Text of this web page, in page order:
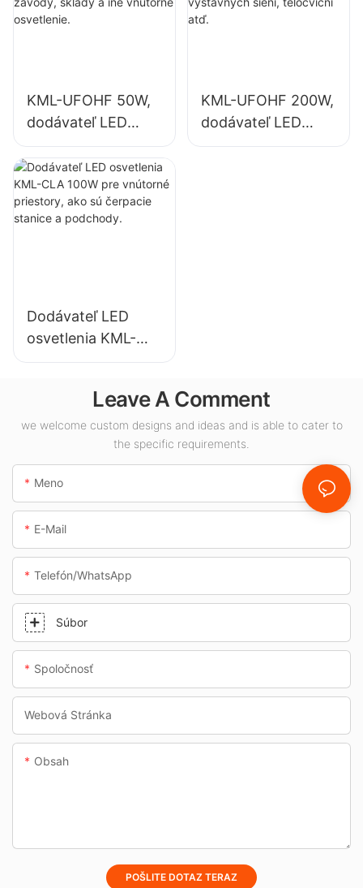
iné vnútorné
závodov, telocviční
KML-UFOHF 50W,
dodávateľ LED
svietidiel do
vysokých hal pre
priemyselné
závody, sklady a
KML-UFOHF 200W,
dodávateľ LED
svietidiel pre
Dodávateľ LED
osvetlenia KML-
CLA 100W pre
ako sú čerpacie
stanice a
Leave A Comment
we welcome custom designs and ideas and is able to cater to
the specific requirements.
Meno
E-Mail
Telefón/whatsApp
Súbor
Spoločnosť
Webová Stránka
Obsah
POŠLITE DOTAZ TERAZ